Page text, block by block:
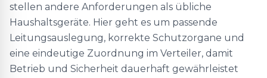
stellen andere Anforderungen als übliche
Haushaltsgeräte. Hier geht es um passende
Leitungsauslegung, korrekte Schutzorgane und
eine eindeutige Zuordnung im Verteiler, damit
Betrieb und Sicherheit dauerhaft gewährleistet